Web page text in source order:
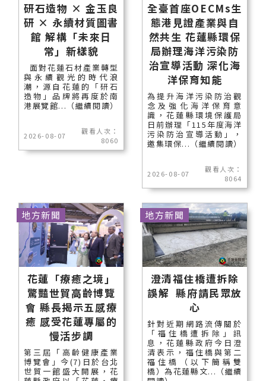
研石造物 × 金玉良
研 × 永續材質圖書
館 解構「未來日
常」新樣貌
面對花蓮石材產業轉型
與永續觀光的時代浪
潮，源自花蓮的「研石
造物」品牌將再度於南
港展覽館...（繼續閱讀）
2026-08-07
觀看人次：
8060
全臺首座OECMs生
態港見證產業與自
然共生 花蓮縣環保
局辦理海洋污染防
治宣導活動 深化海
洋保育知能
為提升海洋污染防治觀
念及強化海洋保育意
識，花蓮縣環境保護局
日前辦理「115年度海洋
污染防治宣導活動」，
邀集環保...（繼續閱讀）
2026-08-07
觀看人次：
8064
花蓮「療癒之境」
驚豔世貿高齡博覽
會 縣長揭示五感療
癒 感受花蓮專屬的
慢活步調
第三屆「高齡健康產業
博覽會」今(7)日於台北
世貿一館盛大開展，花
地方新聞
澄清福住橋遭拆除
誤解 縣府請民眾放
心
針對近期網路流傳關於
「福住橋遭拆除」訊
息，花蓮縣政府今日澄
清表示，福住橋與第二
福住橋（以下簡稱雙
橋）為花蓮縣文...（繼續
地方新聞